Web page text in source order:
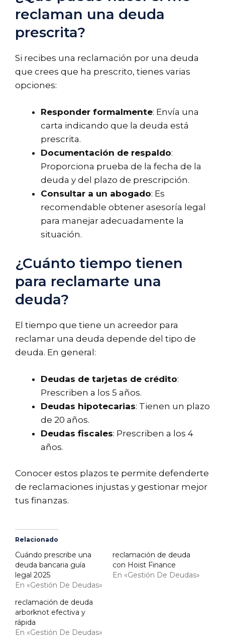
reclaman una deuda
prescrita?
Si recibes una reclamación por una deuda
que crees que ha prescrito, tienes varias
opciones:
Responder formalmente: Envía una
carta indicando que la deuda está
prescrita.
Documentación de respaldo:
Proporciona prueba de la fecha de la
deuda y del plazo de prescripción.
Consultar a un abogado: Es
recomendable obtener asesoría legal
para manejar adecuadamente la
situación.
¿Cuánto tiempo tienen
para reclamarte una
deuda?
El tiempo que tiene un acreedor para
reclamar una deuda depende del tipo de
deuda. En general:
Deudas de tarjetas de crédito:
Prescriben a los 5 años.
Deudas hipotecarias: Tienen un plazo
de 20 años.
Deudas fiscales: Prescriben a los 4
años.
Conocer estos plazos te permite defenderte
de reclamaciones injustas y gestionar mejor
tus finanzas.
Relacionado
Cuándo prescribe una
deuda bancaria guía
legal 2025
En «Gestión De Deudas»
reclamación de deuda
con Hoist Finance
En «Gestión De Deudas»
reclamación de deuda
arborknot efectiva y
rápida
En «Gestión De Deudas»